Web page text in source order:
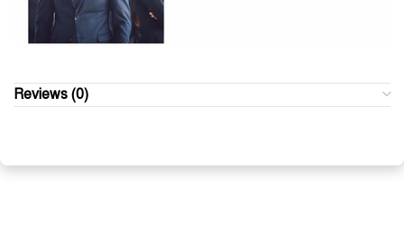
Reviews (0)